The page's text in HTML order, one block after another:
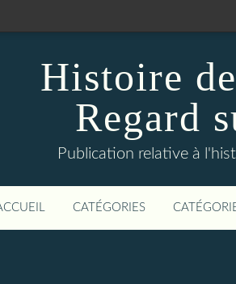
Histoire
Regard
Publication relative à
CATÉGORIES